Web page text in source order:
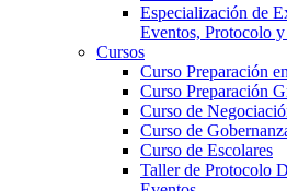
Especialización de
Eventos, Protocolo
Cursos
Curso Preparación
Curso Preparación
Curso de
Curso de
Curso de Escolares
Taller de Protocolo